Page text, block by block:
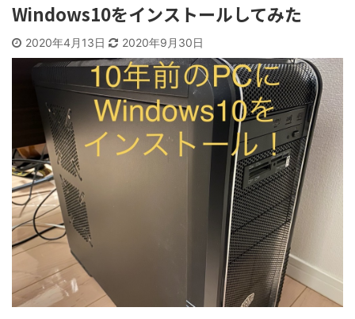
Windows10をインストールしてみた
2020年4月13日 2020年9月30日